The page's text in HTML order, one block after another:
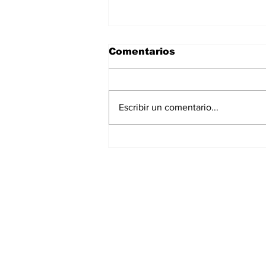
Comentarios
Escribir un comentario...